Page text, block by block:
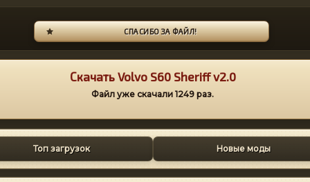
СПАСИБО ЗА ФАЙЛ!
Скачать Volvo S60 Sheriff v2.0
Файл уже скачали 1249 раз.
Топ загрузок Новые моды